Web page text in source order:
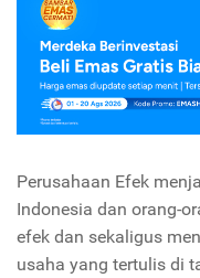
Perusahaan Efek
Indonesia dan orang-
efek dan sekaligus
usaha yang tertulis di